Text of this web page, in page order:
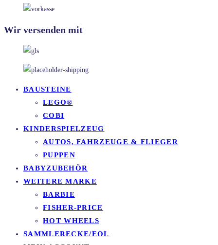
Wir versenden mit
BAUSTEINE
LEGO®
COBI
KINDERSPIELZEUG
AUTOS, FAHRZEUGE & FLIEGER
PUPPEN
BABYZUBEHÖR
WEITERE MARKE
BARBIE
FISHER-PRICE
HOT WHEELS
SAMMLERECKE/EOL